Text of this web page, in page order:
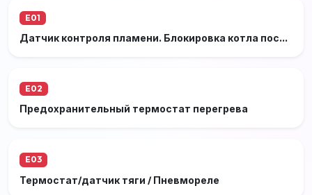
E01
Датчик контроля пламени. Блокировка котла после 3-х неудачных попыток розжига
E02
Предохранительный термостат перегрева
E03
Термостат/датчик тяги / Пневмореле